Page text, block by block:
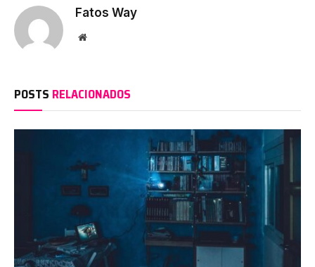
Fatos Way
Website
POSTS RELACIONADOS